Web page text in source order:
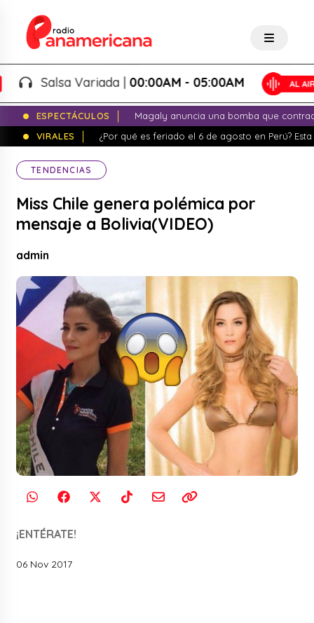
Salsa Variada |00:00AM - 05:00AM
ESPECTÁCULOS
Magaly anuncia una bomba que
VIRALES
¿Por qué es feriado el 6 de agosto en Perú?
TENDENCIAS
Miss Chile genera polémica por
mensaje a Bolivia(VIDEO)
admin
¡ENTÉRATE!
06 Nov 2017